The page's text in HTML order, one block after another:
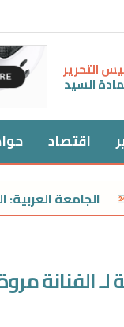
التحرير
السيد
اقتصاد
العربية: السياسات
الفنانة